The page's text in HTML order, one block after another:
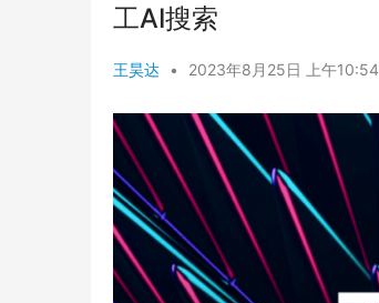
工AI搜索
王昊达 • 2023年8月25日 上午10:54